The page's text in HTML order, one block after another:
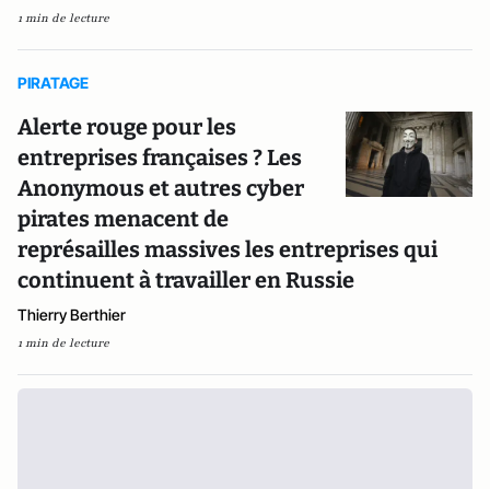
1 min de lecture
PIRATAGE
Alerte rouge pour les
entreprises françaises ? Les
Anonymous et autres cyber
pirates menacent de
représailles massives les entreprises qui
continuent à travailler en Russie
Thierry Berthier
1 min de lecture